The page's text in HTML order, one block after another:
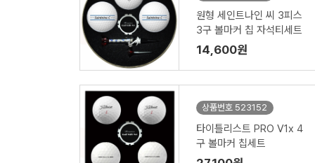
원형 세인트나인 씨 3피스
3구 볼마커 칩 자석티세트
14,600원
상품번호 523152
타이틀리스트 PRO V1x 4
구 볼마커 칩세트